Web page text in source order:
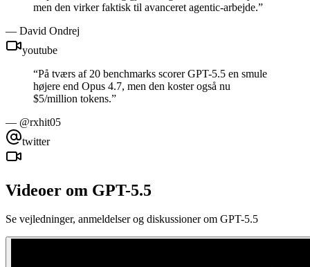
men den virker faktisk til avanceret agentic-arbejde.”
— David Ondrej
youtube
“På tværs af 20 benchmarks scorer GPT-5.5 en smule
højere end Opus 4.7, men den koster også nu
$5/million tokens.”
— @rxhit05
twitter
Videoer om GPT-5.5
Se vejledninger, anmeldelser og diskussioner om GPT-5.5